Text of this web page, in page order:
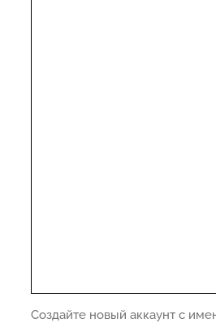
Создайте новый аккаунт с